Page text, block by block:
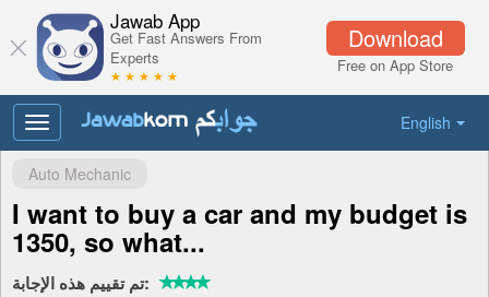
Download
Free on App Store
Jawab App
Get Fast Answers From
Experts
★ ★ ★ ★ ★
English
Toggle
navigation
Auto Mechanic
I want to buy a car and my budget is
1350, so what...
تم تقييم هذه الإجابة: